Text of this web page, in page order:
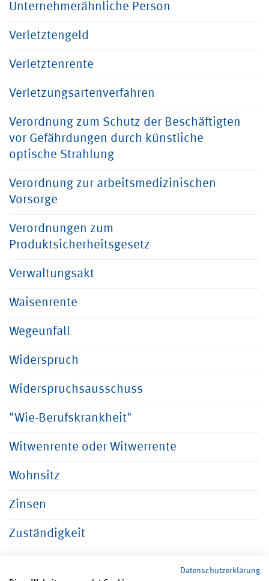
Unternehmerähnliche Person
Verletztengeld
Verletztenrente
Verletzungsartenverfahren
Verordnung zum Schutz der Beschäftigten
vor Gefährdungen durch künstliche
optische Strahlung
Verordnung zur arbeitsmedizinischen
Vorsorge
Verordnungen zum
Produktsicherheitsgesetz
Verwaltungsakt
Waisenrente
Wegeunfall
Widerspruch
Widerspruchsausschuss
"Wie-Berufskrankheit"
Witwenrente oder Witwerrente
Wohnsitz
Zinsen
Zuständigkeit
Datenschutzerklärung